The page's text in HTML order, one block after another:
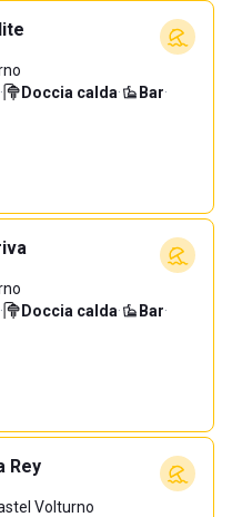
· Doccia calda· Bar·
· Doccia calda· Bar·
Rey
Volturno